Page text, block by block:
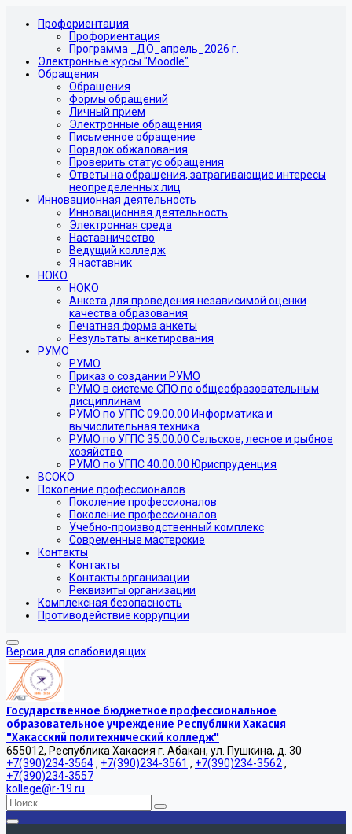
Профориентация
Профориентация
Программа _ДО_апрель_2026 г.
Электронные курсы "Moodle"
Обращения
Обращения
Формы обращений
Личный прием
Электронные обращения
Письменное обращение
Порядок обжалования
Проверить статус обращения
Ответы на обращения, затрагивающие интересы
неопределенных лиц
Инновационная деятельность
Инновационная деятельность
Электронная среда
Наставничество
Ведущий колледж
Я наставник
НОКО
НОКО
Анкета для проведения независимой оценки
качества образования
Печатная форма анкеты
Результаты анкетирования
РУМО
РУМО
Приказ о создании РУМО
РУМО в системе СПО по общеобразовательным
дисциплинам
РУМО по УГПС 09.00.00 Информатика и
вычислительная техника
РУМО по УГПС 35.00.00 Сельское, лесное и рыбное
хозяйство
РУМО по УГПС 40.00.00 Юриспруденция
ВСОКО
Поколение профессионалов
Поколение профессионалов
Поколение профессионалов
Учебно-производственный комплекс
Современные мастерские
Контакты
Контакты
Контакты организации
Реквизиты организации
Комплексная безопасность
Противодействие коррупции
Версия для слабовидящих
Государственное бюджетное профессиональное
образовательное учреждение Республики Хакасия
"Хакасский политехнический колледж"
655012, Республика Хакасия г. Абакан, ул. Пушкина, д. 30
+7(390)234-3564, +7(390)234-3561 , +7(390)234-3562 ,
+7(390)234-3557
kollege@r-19.ru